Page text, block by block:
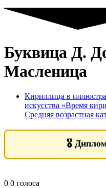
Буквица Д.
Масленица
Кириллица в
искусства «Время
Средняя возрастная
🎖️
0 0 голоса